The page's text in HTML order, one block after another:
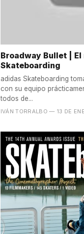
Broadway Bullet |
Skateboarding
adidas Skateboarding
con su equipo
todos de...
IVÁN TORRALBO — 13 DE